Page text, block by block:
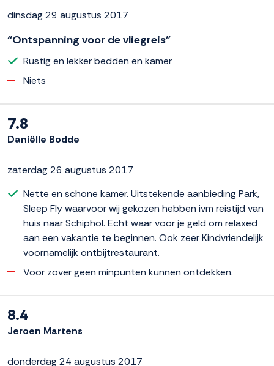
dinsdag 29 augustus 2017
“Ontspanning voor de vliegreis”
Rustig en lekker bedden en kamer
Niets
7.8
Daniëlle Bodde
zaterdag 26 augustus 2017
Nette en schone kamer. Uitstekende aanbieding Park,
Sleep Fly waarvoor wij gekozen hebben ivm reistijd van
huis naar Schiphol. Echt waar voor je geld om relaxed
aan een vakantie te beginnen. Ook zeer Kindvriendelijk
voornamelijk ontbijtrestaurant.
Voor zover geen minpunten kunnen ontdekken.
8.4
Jeroen Martens
donderdag 24 augustus 2017